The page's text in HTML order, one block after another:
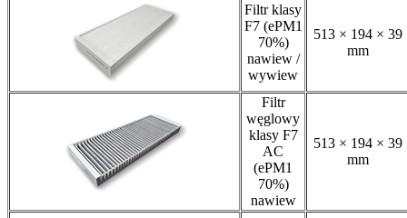
Filtr klasy
F7 (ePM1
70%)
nawiew /
wywiew
513 × 194 × 39
mm
Filtr
węglowy
klasy F7
AC
(ePM1
70%)
nawiew
513 × 194 × 39
mm